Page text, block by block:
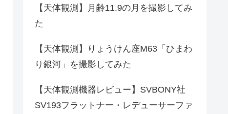
【天体観測】月齢11.9の月を撮影してみ
た
【天体観測】りょうけん座M63「ひまわ
り銀河」を撮影してみた
【天体観測機器レビュー】SVBONY社
SV193フラットナー・レデューサーファ